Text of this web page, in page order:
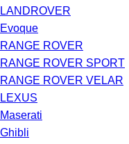
LANDROVER
Evoque
RANGE ROVER
RANGE ROVER SPORT
RANGE ROVER VELAR
LEXUS
Maserati
Ghibli